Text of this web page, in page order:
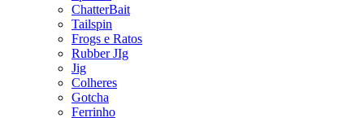
ChatterBait
Tailspin
Frogs e Ratos
Rubber JIg
Jig
Colheres
Gotcha
Ferrinho